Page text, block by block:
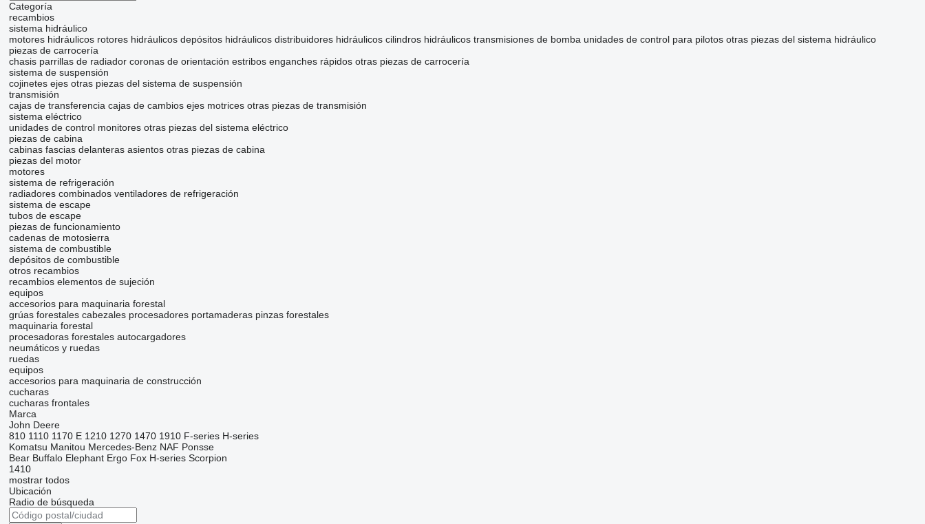
Categoría
recambios
sistema hidráulico
motores hidráulicos rotores hidráulicos depósitos hidráulicos distribuidores hidráulicos cilindros hidráulicos transmisiones de bomba unidades de control para pilotos otras piezas del sistema hidráulico
piezas de carrocería
chasis parrillas de radiador coronas de orientación estribos enganches rápidos otras piezas de carrocería
sistema de suspensión
cojinetes ejes otras piezas del sistema de suspensión
transmisión
cajas de transferencia cajas de cambios ejes motrices otras piezas de transmisión
sistema eléctrico
unidades de control monitores otras piezas del sistema eléctrico
piezas de cabina
cabinas fascias delanteras asientos otras piezas de cabina
piezas del motor
motores
sistema de refrigeración
radiadores combinados ventiladores de refrigeración
sistema de escape
tubos de escape
piezas de funcionamiento
cadenas de motosierra
sistema de combustible
depósitos de combustible
otros recambios
recambios elementos de sujeción
equipos
accesorios para maquinaria forestal
grúas forestales cabezales procesadores portamaderas pinzas forestales
maquinaria forestal
procesadoras forestales autocargadores
neumáticos y ruedas
ruedas
equipos
accesorios para maquinaria de construcción
cucharas
cucharas frontales
Marca
John Deere
810 1110 1170 E 1210 1270 1470 1910 F-series H-series
Komatsu Manitou Mercedes-Benz NAF Ponsse
Bear Buffalo Elephant Ergo Fox H-series Scorpion
1410
mostrar todos
Ubicación
Radio de búsqueda